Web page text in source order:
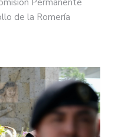
de la Romería